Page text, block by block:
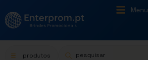
Menu
produtos